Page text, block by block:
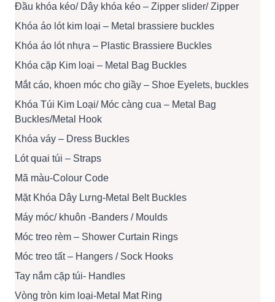
Đầu khóa kéo/ Dây khóa kéo – Zipper slider/ Zipper
Khóa áo lót kim loại – Metal brassiere buckles
Khóa áo lót nhựa – Plastic Brassiere Buckles
Khóa cặp Kim loại – Metal Bag Buckles
Mắt cáo, khoen móc cho giầy – Shoe Eyelets, buckles
Khóa Túi Kim Loại/ Móc càng cua – Metal Bag
Buckles/Metal Hook
Khóa váy – Dress Buckles
Lót quai túi – Straps
Mã màu-Colour Code
Mặt Khóa Dây Lưng-Metal Belt Buckles
Máy móc/ khuôn -Banders / Moulds
Móc treo rèm – Shower Curtain Rings
Móc treo tất – Hangers / Sock Hooks
Tay nắm cặp túi- Handles
Vòng tròn kim loại-Metal Mat Ring